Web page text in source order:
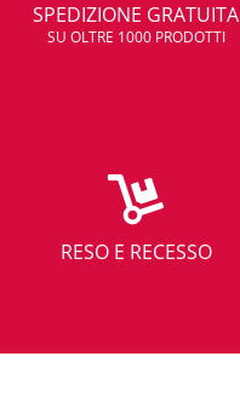
SPEDIZIONE GRATUITA
SU OLTRE 1000 PRODOTTI
RESO E RECESSO